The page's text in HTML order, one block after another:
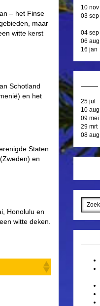
– het Finse
maar
witte kerst
Schotland
en het
Staten
en
Honolulu en
witte deken.
10 nov
03 sep
04 sep
06 aug
16 jan
25 jul
10 aug
09 mei
29 mrt
08 aug